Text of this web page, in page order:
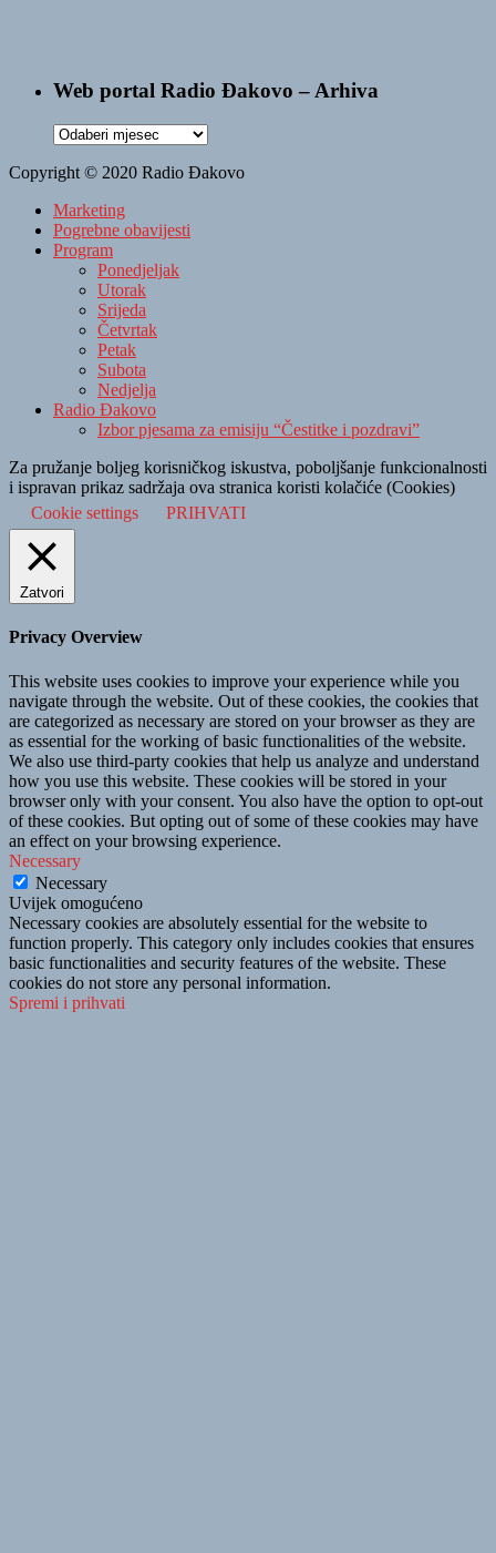
Web portal Radio Đakovo – Arhiva
Web
Radio
–
Arhiva
Copyright © 2020 Radio Đakovo
Marketing
Pogrebne obavijesti
Program
Ponedjeljak
Utorak
Srijeda
Četvrtak
Petak
Subota
Nedjelja
Radio Đakovo
Izbor pjesama za emisiju “Čestitke i pozdravi”
Za pružanje boljeg korisničkog iskustva, poboljšanje funkcionalnosti
i ispravan prikaz sadržaja ova stranica koristi kolačiće (Cookies)
Cookie settings
PRIHVATI
Zatvori
Privacy Overview
This website uses cookies to improve your experience while you
navigate through the website. Out of these cookies, the cookies that
are categorized as necessary are stored on your browser as they are
as essential for the working of basic functionalities of the website.
We also use third-party cookies that help us analyze and understand
how you use this website. These cookies will be stored in your
browser only with your consent. You also have the option to opt-out
of these cookies. But opting out of some of these cookies may have
an effect on your browsing experience.
Necessary
Necessary
Uvijek omogućeno
Necessary cookies are absolutely essential for the website to
function properly. This category only includes cookies that ensures
basic functionalities and security features of the website. These
cookies do not store any personal information.
Spremi i prihvati